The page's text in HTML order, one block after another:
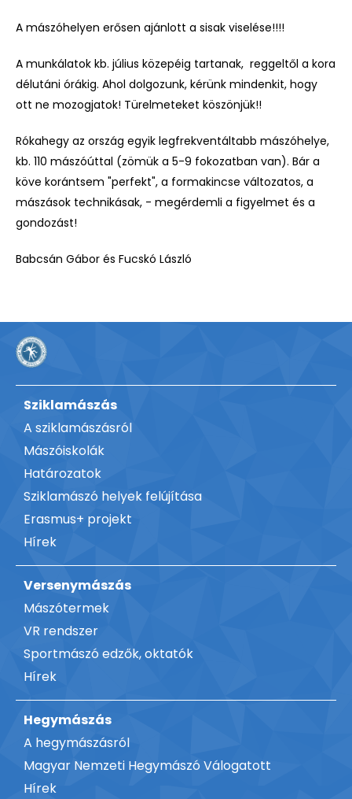
A mászóhelyen erősen ajánlott a sisak viselése!!!!
A munkálatok kb. július közepéig tartanak, reggeltől a kora
délutáni órákig. Ahol dolgozunk, kérünk mindenkit, hogy
ott ne mozogjatok! Türelmeteket köszönjük!!
Rókahegy az ország egyik legfrekventáltabb mászóhelye,
kb. 110 mászóúttal (zömük a 5-9 fokozatban van). Bár a
köve korántsem "perfekt", a formakincse változatos, a
mászások technikásak, - megérdemli a figyelmet és a
gondozást!
Babcsán Gábor és Fucskó László
Sziklamászás
A sziklamászásról
Mászóiskolák
Határozatok
Sziklamászó helyek felújítása
Erasmus+ projekt
Hírek
Versenymászás
Mászótermek
VR rendszer
Sportmászó edzők, oktatók
Hírek
Hegymászás
A hegymászásról
Magyar Nemzeti Hegymászó Válogatott
Hírek